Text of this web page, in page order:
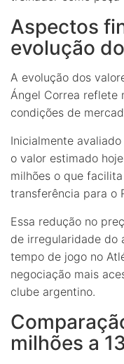
Aspectos
evolução
A evolução dos
Ángel Correa reflete
condições de
Inicialmente
o valor estimado
milhões o que
transferência para o
Essa redução no
de irregularidade do
tempo de jogo no
negociação mais
clube argentino.
milhões a